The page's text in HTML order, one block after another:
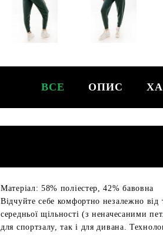
ВСЕ ОПИС
Матеріал: 58% поліестер, 42% бавовна
Відчуйте себе комфортно незалежно
середньої щільності (з неначесаними
для спортзалу, так і для дивана.